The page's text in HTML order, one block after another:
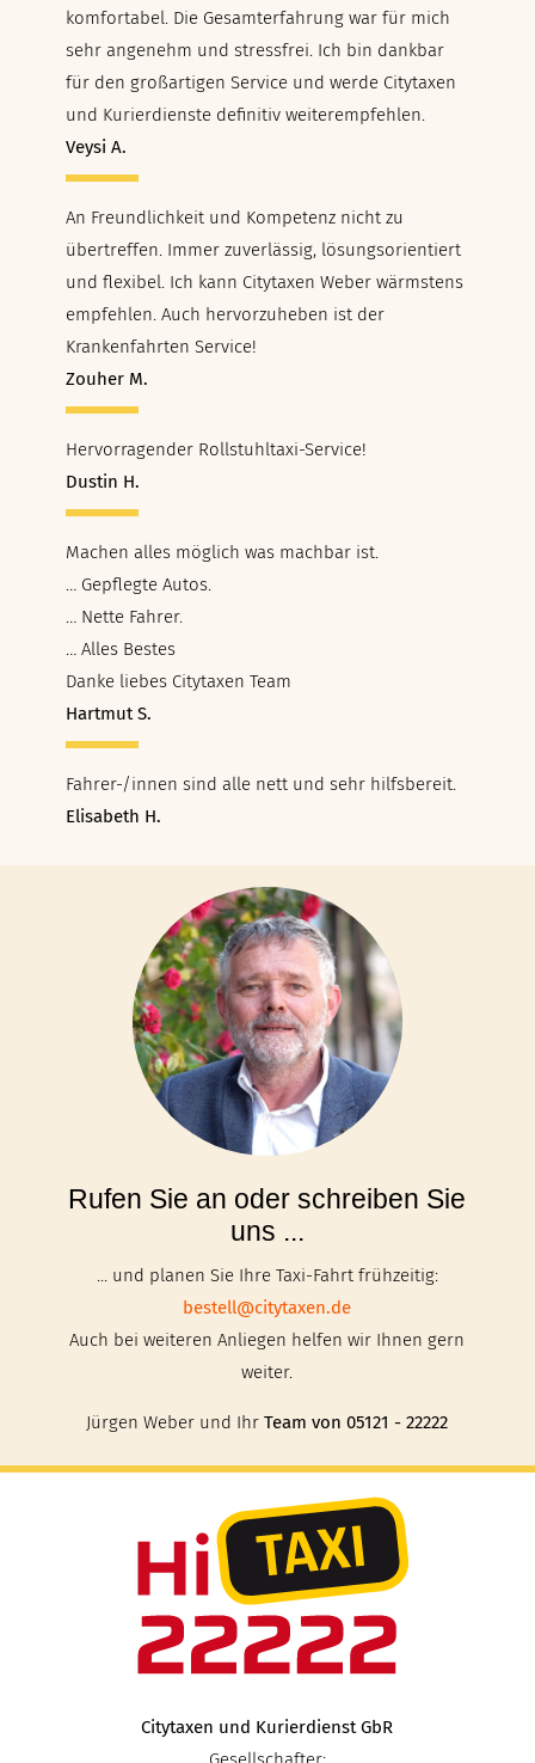
komfortabel. Die Gesamterfahrung war für mich
sehr angenehm und stressfrei. Ich bin dankbar
für den großartigen Service und werde Citytaxen
und Kurierdienste definitiv weiterempfehlen.
Veysi A.
An Freundlichkeit und Kompetenz nicht zu
übertreffen. Immer zuverlässig, lösungsorientiert
und flexibel. Ich kann Citytaxen Weber wärmstens
empfehlen. Auch hervorzuheben ist der
Krankenfahrten Service!
Zouher M.
Hervorragender Rollstuhltaxi-Service!
Dustin H.
Machen alles möglich was machbar ist.
… Gepflegte Autos.
… Nette Fahrer.
… Alles Bestes
Danke liebes Citytaxen Team
Hartmut S.
Fahrer-/innen sind alle nett und sehr hilfsbereit.
Elisabeth H.
Rufen Sie an oder schreiben Sie
uns ...
... und planen Sie Ihre Taxi-Fahrt frühzeitig:
bestell@citytaxen.de
Auch bei weiteren Anliegen helfen wir Ihnen gern
weiter.
Jürgen Weber und IhrTeam von 05121 - 22222
Citytaxen und Kurierdienst GbR